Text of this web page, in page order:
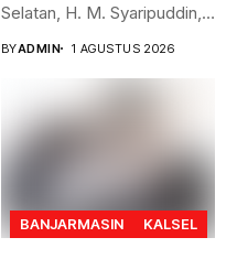
Selatan, H. M. Syaripuddin,
BYADMIN 1 AGUSTUS 2026
BANJARMASIN KALSEL